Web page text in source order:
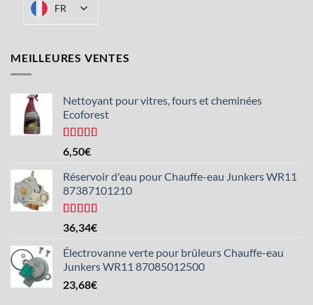
FR
MEILLEURES VENTES
Nettoyant pour vitres, fours et cheminées
Ecoforest
Note :
4,33
6,50€
Réservoir d'eau pour Chauffe-eau Junkers WR11
87387101210
Note :4,5
sur 5
36,34€
Électrovanne verte pour brûleurs Chauffe-eau
Junkers WR11 87085012500
23,68€